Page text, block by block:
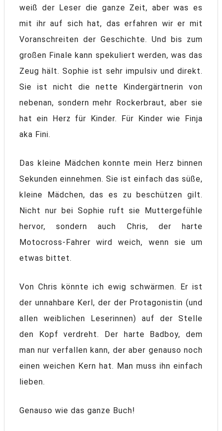
weiß der Leser die ganze Zeit, aber was es
mit ihr auf sich hat, das erfahren wir er mit
Voranschreiten der Geschichte. Und bis zum
großen Finale kann spekuliert werden, was das
Zeug hält. Sophie ist sehr impulsiv und direkt.
Sie ist nicht die nette Kindergärtnerin von
nebenan, sondern mehr Rockerbraut, aber sie
hat ein Herz für Kinder. Für Kinder wie Finja
aka Fini.
Das kleine Mädchen konnte mein Herz binnen
Sekunden einnehmen. Sie ist einfach das süße,
kleine Mädchen, das es zu beschützen gilt.
Nicht nur bei Sophie ruft sie Muttergefühle
hervor, sondern auch Chris, der harte
Motocross-Fahrer wird weich, wenn sie um
etwas bittet.
Von Chris könnte ich ewig schwärmen. Er ist
der unnahbare Kerl, der der Protagonistin (und
allen weiblichen Leserinnen) auf der Stelle
den Kopf verdreht. Der harte Badboy, dem
man nur verfallen kann, der aber genauso noch
einen weichen Kern hat. Man muss ihn einfach
lieben.
Genauso wie das ganze Buch!